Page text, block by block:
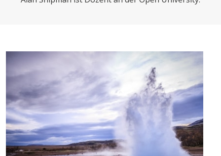
SUCHE
ECONOMISTS FOR FUTURE
DEUTSCHLAND